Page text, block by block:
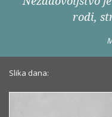
rodi,
Slika dana: